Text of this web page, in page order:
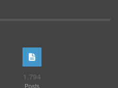
1,794
Posts